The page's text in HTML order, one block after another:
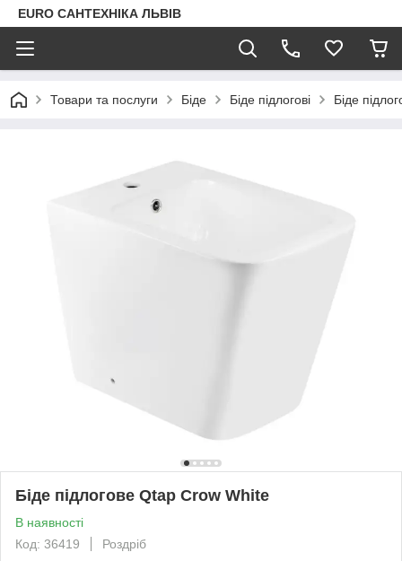
EURO САНТЕХНІКА ЛЬВІВ
Товари та послуги Біде Біде підлогові Біде
Біде підлогове Qtap Crow White
В наявності
Код: 36419
Роздріб